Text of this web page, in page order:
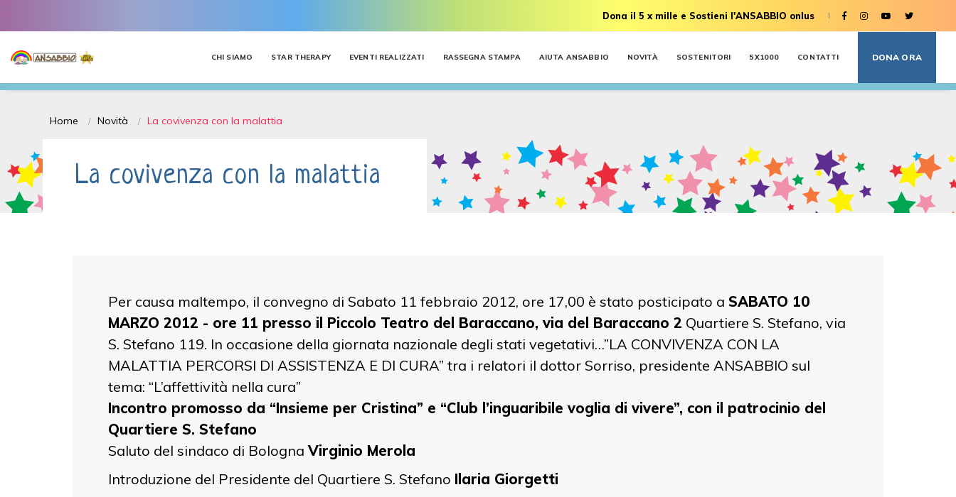
Dona il 5 x mille e Sostieni l'ANSABBIO onlus
CHI SIAMO STAR THERAPY EVENTI REALIZZATI RASSEGNA STAMPA AIUTA ANSABBIO NOVITÀ SOSTENITORI 5X1000 CONTATTI DONA ORA
Home Novità La covivenza con la malattia
La covivenza con la malattia
Per causa maltempo, il convegno di Sabato 11 febbraio 2012, ore 17,00 è stato posticipato a SABATO 10
MARZO 2012 - ore 11 presso il Piccolo Teatro del Baraccano, via del Baraccano 2 Quartiere S. Stefano, via
S. Stefano 119. In occasione della giornata nazionale degli stati vegetativi…”LA CONVIVENZA CON LA
MALATTIA PERCORSI DI ASSISTENZA E DI CURA” tra i relatori il dottor Sorriso, presidente ANSABBIO sul
tema: “L’affettività nella cura”
Incontro promosso da “Insieme per Cristina” e “Club l’inguaribile voglia di vivere”, con il patrocinio del
Quartiere S. Stefano
Saluto del sindaco di BolognaVirginio Merola
Introduzione del Presidente del Quartiere S. Stefano Ilaria Giorgetti